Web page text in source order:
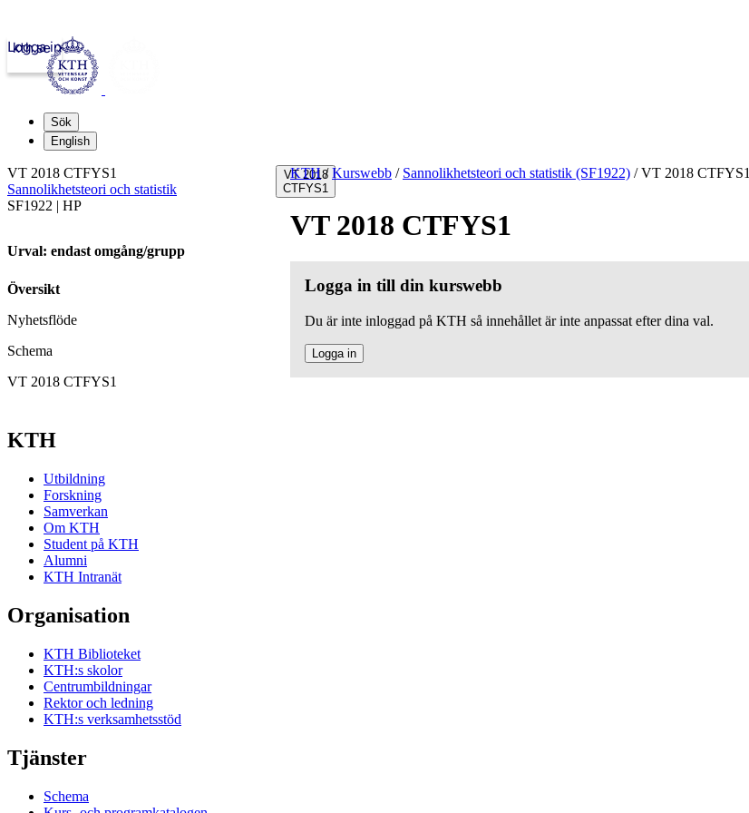
kth.se
Logga in
Sök
English
VT 2018
CTFYS1
KTH / Kurswebb / Sannolikhetsteori och statistik (SF1922) /VT 2018 CTFYS1
VT 2018 CTFYS1
Logga in till din kurswebb
Du är inte inloggad på KTH så innehållet är inte anpassat efter dina val.
Logga in
VT 2018 CTFYS1
Sannolikhetsteori och statistik
SF1922 | HP
Urval: endast omgång/grupp
Översikt
Nyhetsflöde
Schema
VT 2018 CTFYS1
KTH
Utbildning
Forskning
Samverkan
Om KTH
Student på KTH
Alumni
KTH Intranät
Organisation
KTH Biblioteket
KTH:s skolor
Centrumbildningar
Rektor och ledning
KTH:s verksamhetsstöd
Tjänster
Schema